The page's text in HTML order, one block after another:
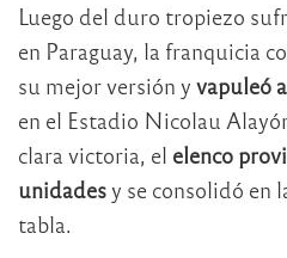
Luego del duro tropiezo
en Paraguay, la franquicia
su mejor versión y vapuleó
en el Estadio Nicolau
clara victoria, el elenco
unidadesy se consolidó en
tabla.